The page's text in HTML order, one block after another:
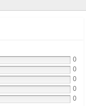
0
0
0
0
0